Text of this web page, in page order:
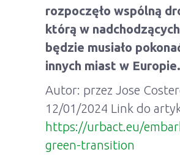
rozpoczęło wspólną
którą w
będzie musiało
innych miast w Europie.
Autor: przez Jose
12/01/2024 Link do
https://urbact.eu/
green-transition